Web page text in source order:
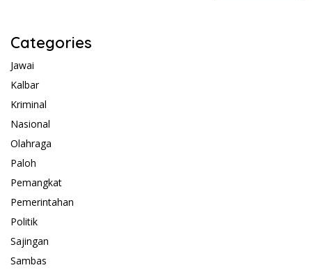
Categories
Jawai
Kalbar
Kriminal
Nasional
Olahraga
Paloh
Pemangkat
Pemerintahan
Politik
Sajingan
Sambas